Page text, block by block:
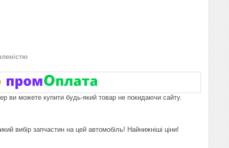
ви можете купити будь-який товар не покидаючи сайту.
вибір запчастин на цей автомобіль! Найнижніші ціни!